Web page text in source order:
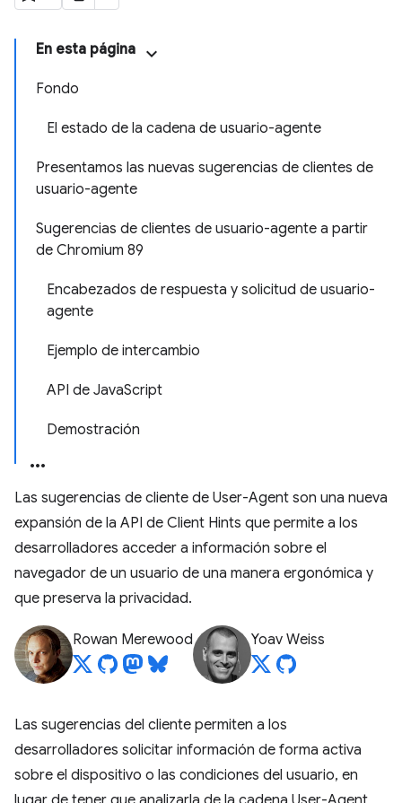
En esta página
Fondo
El estado de la cadena de usuario-agente
Presentamos las nuevas sugerencias de clientes de
usuario-agente
Sugerencias de clientes de usuario-agente a partir
de Chromium 89
Encabezados de respuesta y solicitud de usuario-
agente
Ejemplo de intercambio
API de JavaScript
Demostración
Las sugerencias de cliente de User-Agent son una nueva
expansión de la API de Client Hints que permite a los
desarrolladores acceder a información sobre el
navegador de un usuario de una manera ergonómica y
que preserva la privacidad.
Rowan Merewood Yoav Weiss
Las sugerencias del cliente permiten a los
desarrolladores solicitar información de forma activa
sobre el dispositivo o las condiciones del usuario, en